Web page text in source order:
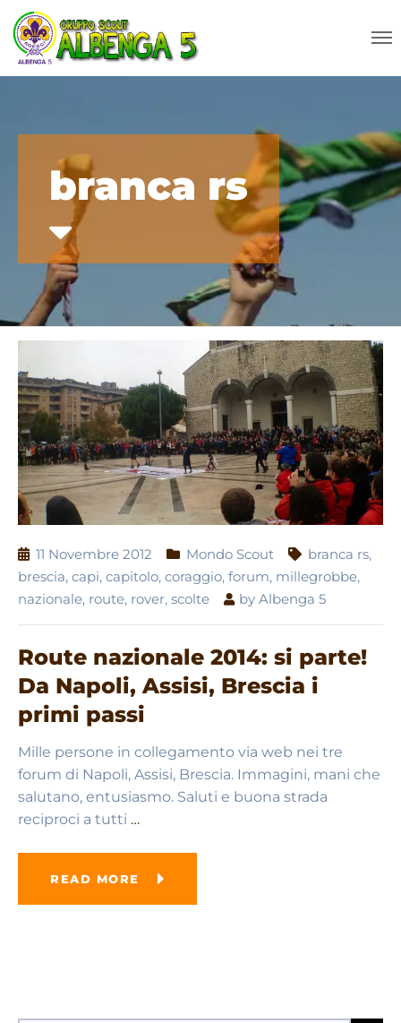
branca rs
11 Novembre 2012 Mondo Scout branca rs,
brescia, capi, capitolo, coraggio, forum, millegrobbe,
nazionale, route, rover, scolte by Albenga 5
Route nazionale 2014: si parte!
Da Napoli, Assisi, Brescia i
primi passi
Mille persone in collegamento via web nei tre
forum di Napoli, Assisi, Brescia. Immagini, mani che
salutano, entusiasmo. Saluti e buona strada
reciproci a tutti …
READ MORE